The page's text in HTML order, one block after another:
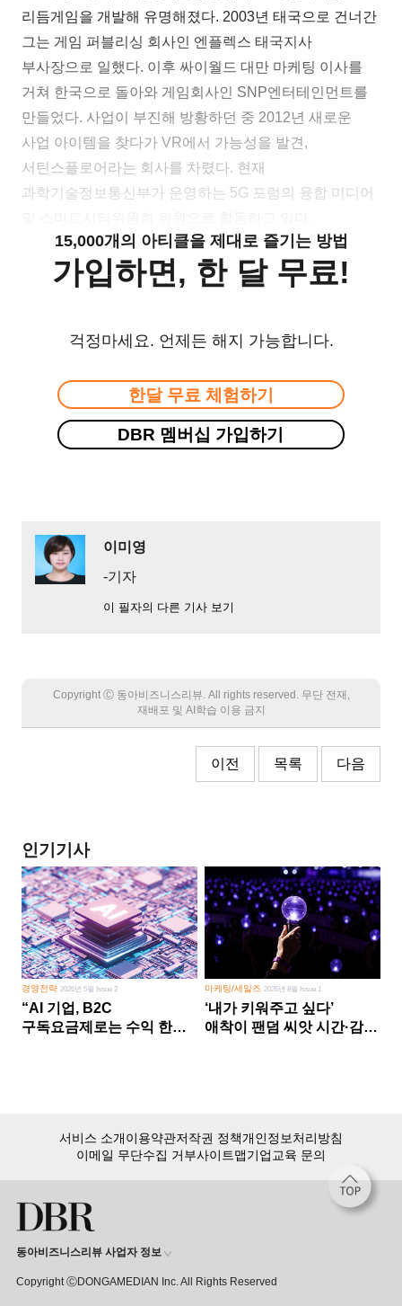
리듬게임을 개발해 유명해졌다. 2003년 태국으로 건너간
그는 게임 퍼블리싱 회사인 엔플렉스 태국지사
부사장으로 일했다. 이후 싸이월드 대만 마케팅 이사를
거쳐 한국으로 돌아와 게임회사인 SNP엔터테인먼트를
만들었다. 사업이 부진해 방황하던 중 2012년 새로운
사업 아이템을 찾다가 VR에서 가능성을 발견,
서틴스플로어라는 회사를 차렸다. 현재
과학기술정보통신부가 운영하는 5G 포럼의 융합 미디어
15,000개의 아티클을 제대로 즐기는 방법
가입하면, 한 달 무료!
걱정마세요. 언제든 해지 가능합니다.
한달 무료 체험하기
DBR 멤버십 가입하기
이미영
-기자
이 필자의 다른 기사 보기
Copyright Ⓒ 동아비즈니스리뷰. All rights reserved. 무단 전재,
재배포 및 AI학습 이용 금지
이전 목록 다음
인기기사
경영전략 2026년 5월 Issue 2
“AI 기업, B2C
구독요금제로는 수익 한계
마케팅/세일즈 2026년 8월 Issue 1
‘내가 키워주고 싶다’
애착이 팬덤 씨앗 시간·감정
서비스 소개이용약관저작권 정책개인정보처리방침
이메일 무단수집 거부사이트맵기업교육 문의
동아비즈니스리뷰 사업자 정보
Copyright ⒸDONGAMEDIAN Inc. All Rights Reserved